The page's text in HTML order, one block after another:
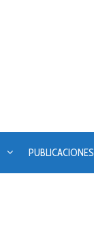
PUBLICACIONES